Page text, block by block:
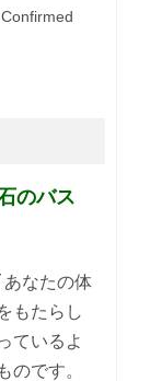
のバス
あなたの体
もたらし
ているよ
のです。